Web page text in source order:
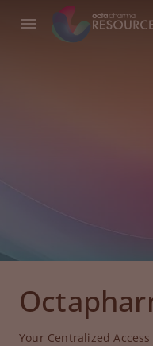
Your Centralized